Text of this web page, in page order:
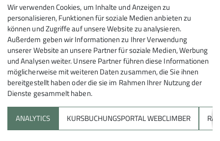
Details Offener Klettertreff
Gemeinsam die Wände hoch!
Organisation:
Uwe Kolb
Wir verwenden Cookies, um Inhalte und Anzeigen zu
personalisieren, Funktionen für soziale Medien anbieten zu
können und Zugriffe auf unsere Website zu analysieren.
Außerdem geben wir Informationen zu Ihrer Verwendung
unserer Website an unsere Partner für soziale Medien, Werbung
und Analysen weiter. Unsere Partner führen diese Informationen
möglicherweise mit weiteren Daten zusammen, die Sie ihnen
bereitgestellt haben oder die sie im Rahmen Ihrer Nutzung der
Dienste gesammelt haben.
ANALYTICS KURSBUCHUNGSPORTAL WEBCLIMBER